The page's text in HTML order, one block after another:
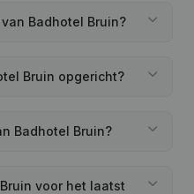
van Badhotel Bruin?
Bruin opgericht?
Badhotel Bruin?
voor het laatst